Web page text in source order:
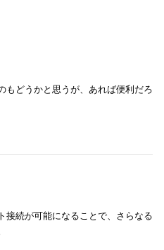
もどうかと思うが、あれば便利だろ
接続が可能になることで、さらなる